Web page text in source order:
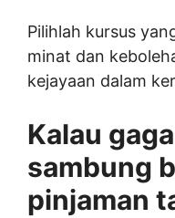
Pilihlah kursus
minat dan
kejayaan dalam
Kalau
sambung
pinjaman